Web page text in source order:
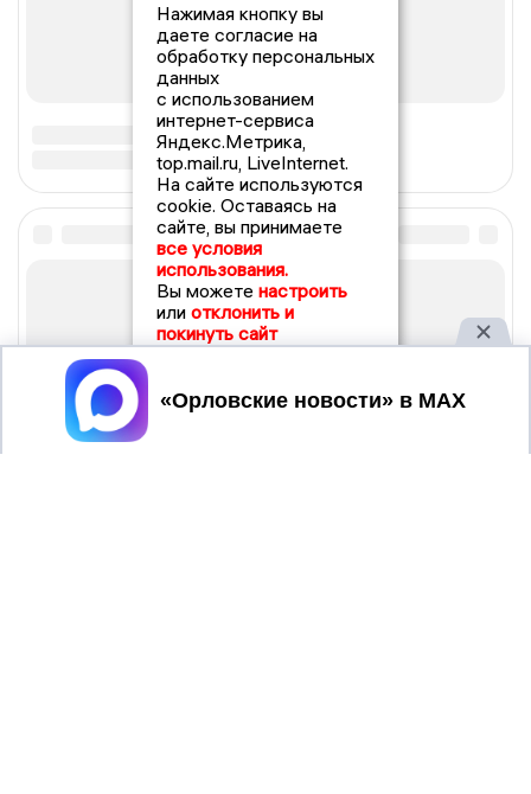
Нажимая кнопку вы
даете согласие на
обработку персональных
данных
с использованием
интернет-сервиса
Яндекс.Метрика,
top.mail.ru, LiveInternet.
На сайте используются
cookie. Оставаясь на
сайте, вы принимаете
все условия
использования.
Вы можете настроить
или отклонить и
покинуть сайт
Принять